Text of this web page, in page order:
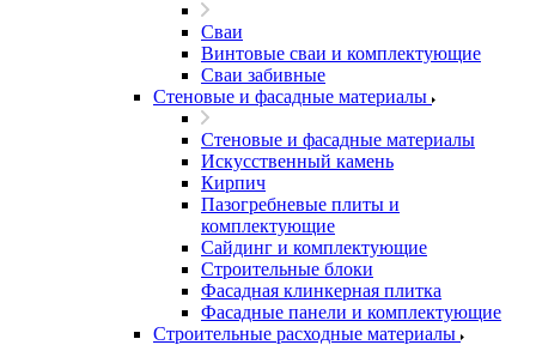
Сваи
Винтовые сваи и комплектующие
Сваи забивные
Стеновые и фасадные материалы
Стеновые и фасадные материалы
Искусственный камень
Кирпич
Пазогребневые плиты и
комплектующие
Сайдинг и комплектующие
Строительные блоки
Фасадная клинкерная плитка
Фасадные панели и комплектующие
Строительные расходные материалы